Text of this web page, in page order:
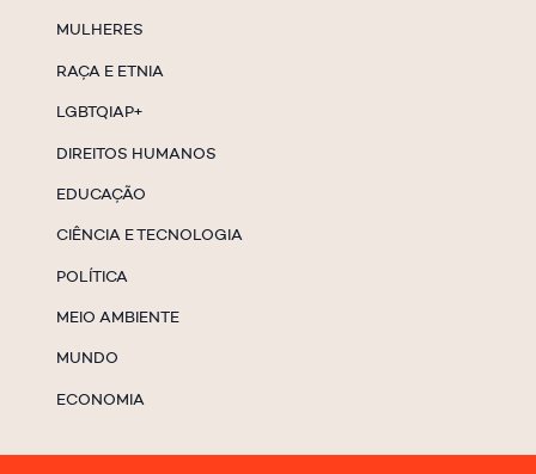
MULHERES
RAÇA E ETNIA
LGBTQIAP+
DIREITOS HUMANOS
EDUCAÇÃO
CIÊNCIA E TECNOLOGIA
POLÍTICA
MEIO AMBIENTE
MUNDO
ECONOMIA